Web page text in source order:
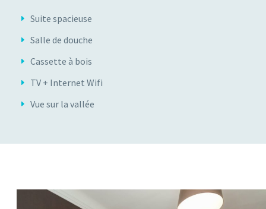
Suite spacieuse
Salle de douche
Cassette à bois
TV + Internet Wifi
Vue sur la vallée